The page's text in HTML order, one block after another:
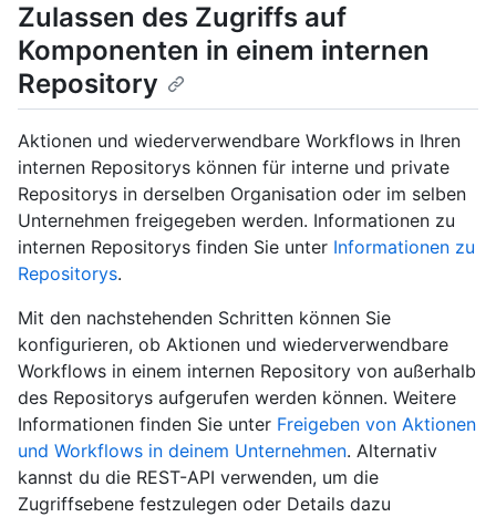
Zulassen des Zugriffs auf
Komponenten in einem internen
Repository
Aktionen und wiederverwendbare Workflows in Ihren
internen Repositorys können für interne und private
Repositorys in derselben Organisation oder im selben
Unternehmen freigegeben werden. Informationen zu
internen Repositorys finden Sie unter Informationen zu
Repositorys.
Mit den nachstehenden Schritten können Sie
konfigurieren, ob Aktionen und wiederverwendbare
Workflows in einem internen Repository von außerhalb
des Repositorys aufgerufen werden können. Weitere
Informationen finden Sie unter Freigeben von Aktionen
und Workflows in deinem Unternehmen. Alternativ
kannst du die REST-API verwenden, um die
Zugriffsebene festzulegen oder Details dazu